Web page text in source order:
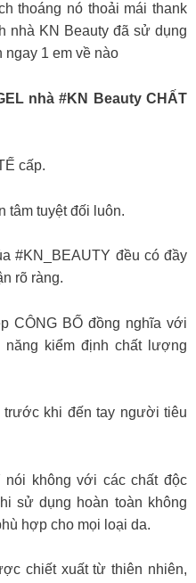
thoáng nó thoải mái thank
nhà KN Beauty đã sử dụng
ngay 1 em về nào
nhà #KN Beauty CHẤT
cấp.
tâm tuyệt đối luôn.
#KN_BEAUTY đều có đầy
rõ ràng.
CÔNG BỐ đồng nghĩa với
kiểm định chất lượng
khi đến tay người tiêu
nói không với các chất độc
sử dụng hoàn toàn không
hợp cho mọi loại da.
chiết xuất từ thiên nhiên,